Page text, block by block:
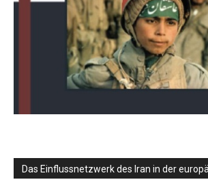
Das Einflussnetzwerk des Iran in der